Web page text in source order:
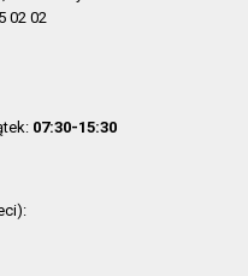
02 02
07:30-15:30